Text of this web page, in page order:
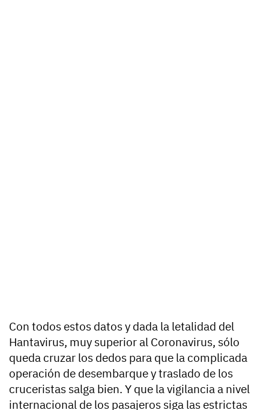
Con todos estos datos y dada la letalidad del
Hantavirus, muy superior al Coronavirus, sólo
queda cruzar los dedos para que la complicada
operación de desembarque y traslado de los
cruceristas salga bien. Y que la vigilancia a nivel
internacional de los pasajeros siga las estrictas